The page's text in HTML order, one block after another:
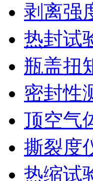
剥离强
热封试
瓶盖扭
密封性
顶空气
撕裂度
热缩试